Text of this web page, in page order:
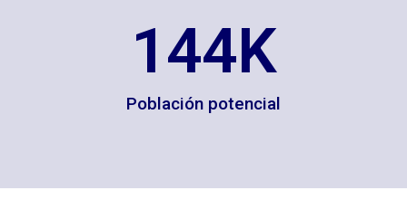
Población potencial
144K